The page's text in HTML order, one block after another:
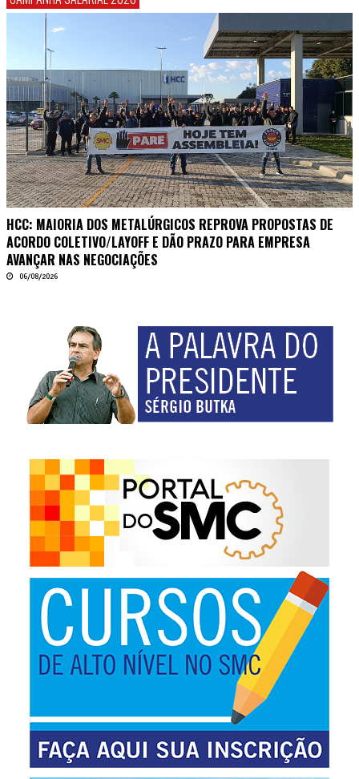
HCC: MAIORIA DOS METALÚRGICOS REPROVA PROPOSTAS DE
ACORDO COLETIVO/LAYOFF E DÃO PRAZO PARA EMPRESA
AVANÇAR NAS NEGOCIAÇÕES
06/08/2026